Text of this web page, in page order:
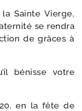
Sainte Vierge,
se ren­dra
de grâces à
bénisse votre
en la fête de